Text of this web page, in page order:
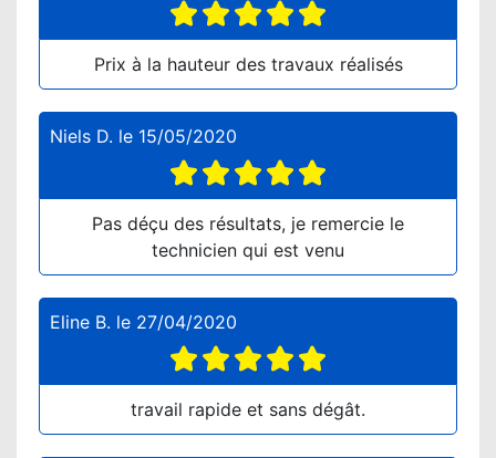
Prix à la hauteur des travaux réalisés
Niels D. le 15/05/2020
Pas déçu des résultats, je remercie le
technicien qui est venu
Eline B. le 27/04/2020
travail rapide et sans dégât.